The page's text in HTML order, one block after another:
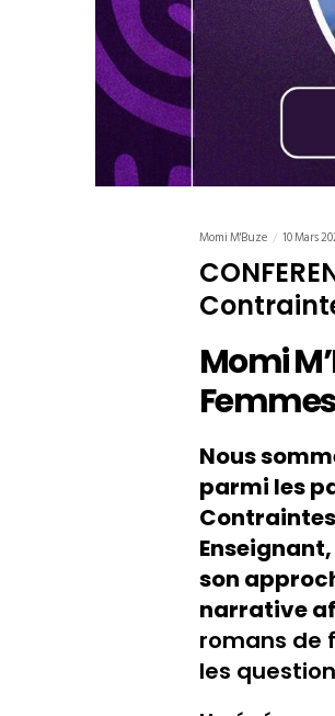
Momi M'Buze 10 Mars
Momi
Nous
parmi les
son
narrative
romans de
les